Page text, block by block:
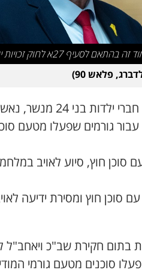
לסעיף 27א לחוק זכויות יוצרים
פלאש 90)
, שני חברי ילדות בני 24
עבור גורמים שפעלו מטעם
סוכן חוץ, סיוע לאויב
סוכן חוץ ומסירת ידיעה
בתום חקירת שב"כ ויאחב"ל
פעלו סוכנים מטעם גורמי